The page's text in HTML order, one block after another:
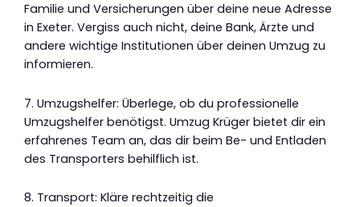
Familie und Versicherungen über deine neue Adresse
in Exeter. Vergiss auch nicht, deine Bank, Ärzte und
andere wichtige Institutionen über deinen Umzug zu
informieren.
7. Umzugshelfer: Überlege, ob du professionelle
Umzugshelfer benötigst. Umzug Krüger bietet dir ein
erfahrenes Team an, das dir beim Be- und Entladen
des Transporters behilflich ist.
8. Transport: Kläre rechtzeitig die